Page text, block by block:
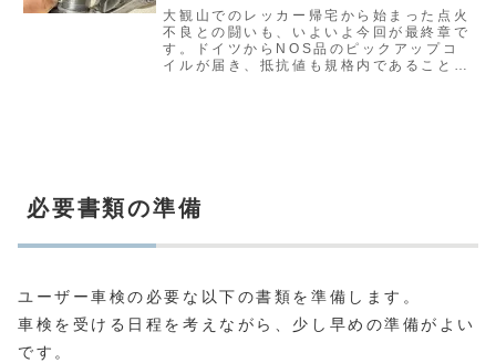
大観山でのレッカー帰宅から始まった点火
不良との闘いも、いよいよ今回が最終章で
す。ドイツからNOS品のピックアップコ
イルが届き、抵抗値も規格内であることを
必要書類の準備
ユーザー車検の必要な以下の書類を準備します。
車検を受ける日程を考えながら、少し早めの準備がよい
です。